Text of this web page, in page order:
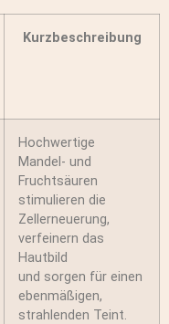
Kurzbeschreibung
Hochwertige
Mandel- und
Fruchtsäuren
stimulieren die
Zellerneuerung,
verfeinern das
Hautbild
und sorgen für einen
ebenmäßigen,
strahlenden Teint.